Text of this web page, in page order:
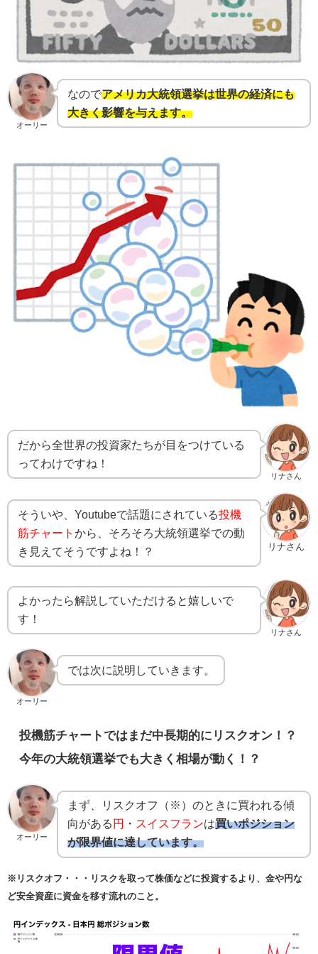
オーリー
なのでアメリカ大統領選挙は世界の経済にも
大きく影響を与えます。
リナさん
だから全世界の投資家たちが目をつけている
ってわけですね！
リナさん
そういや、Youtubeで話題にされている投機
筋チャート から、そろそろ大統領選挙での動
き見えてそうですよね！？
リナさん
よかったら解説していただけると嬉しいで
す！
オーリー
では次に説明していきます。
投機筋チャートではまだ中長期的にリスクオン！？
今年の大統領選挙でも大きく相場が動く！？
オーリー
まず、リスクオフ（※）のときに買われる傾
向がある 円 ・ スイスフランは買いポジション
が限界値に達しています。
※リスクオフ・・・リスクを取って株価などに投資するより、金や円な
ど安全資産に資金を移す流れのこと。